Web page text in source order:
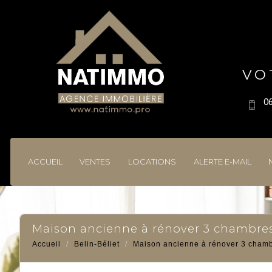
ACCUEIL VENTES LOCATIONS ALERTE E-MAIL
maison ancienne à rénover 3
Accueil Belin-Béliet Maison ancienne à rénover 3